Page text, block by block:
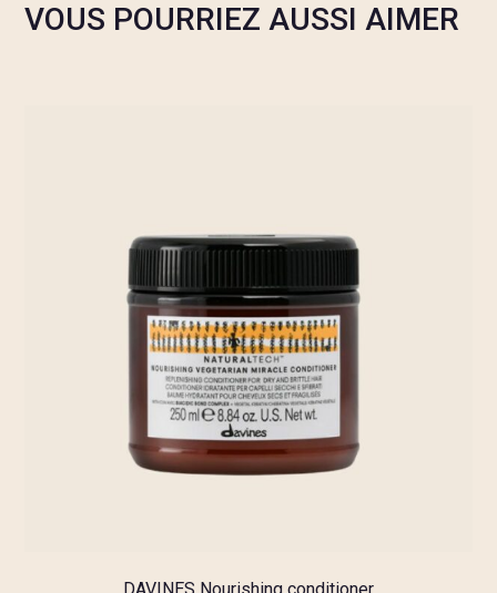
VOUS POURRIEZ AUSSI AIMER